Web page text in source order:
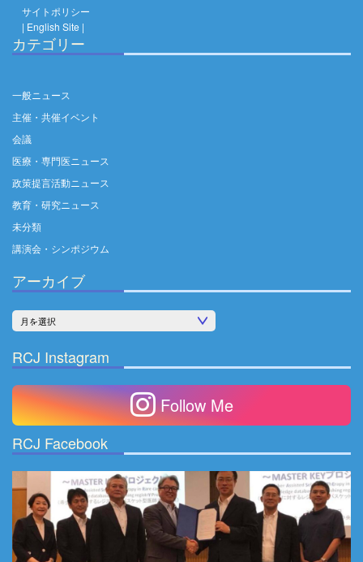
サイトポリシー
| English Site |
カテゴリー
一般ニュース
主催・共催イベント
会議
医療・専門医ニュース
政策提言活動ニュース
教育・研究ニュース
未分類
講演会・シンポジウム
アーカイブ
カ
イ
ブ
RCJ Instagram
Follow Me
RCJ Facebook